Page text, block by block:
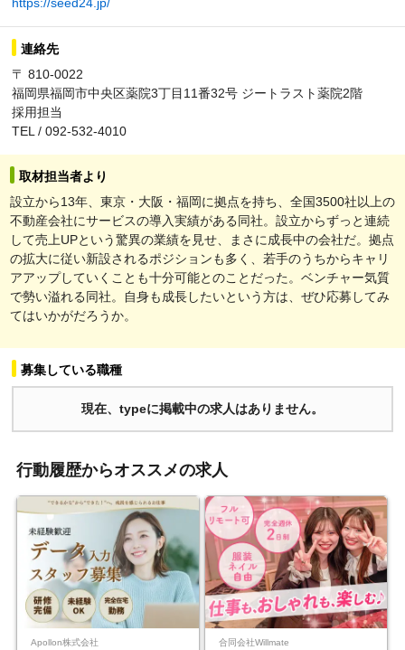
連絡先
〒 810-0022
福岡県福岡市中央区薬院3丁目11番32号 ジートラスト薬院2階
採用担当
TEL / 092-532-4010
取材担当者より
設立から13年、東京・大阪・福岡に拠点を持ち、全国3500社以上の
不動産会社にサービスの導入実績がある同社。設立からずっと連続
して売上UPという驚異の業績を見せ、まさに成長中の会社だ。拠点
の拡大に従い新設されるポジションも多く、若手のうちからキャリ
アアップしていくことも十分可能とのことだった。ベンチャー気質
で勢い溢れる同社。自身も成長したいという方は、ぜひ応募してみ
てはいかがだろうか。
募集している職種
現在、typeに掲載中の求人はありません。
行動履歴からオススメの求人
Apollon株式会社 合同会社Willmate